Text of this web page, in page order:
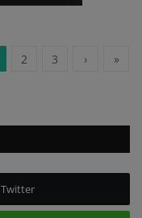
2 3 › »
Twitter